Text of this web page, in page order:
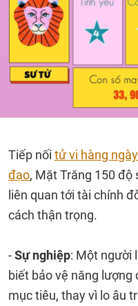
Tiếp nối tử vi hàng
đạo, Mặt Trăng 150 độ
liên quan tới tài chính
cách thận trọng.
-Sự nghiệp: Một người
biết bảo vệ năng
mục tiêu, thay vì lo âu